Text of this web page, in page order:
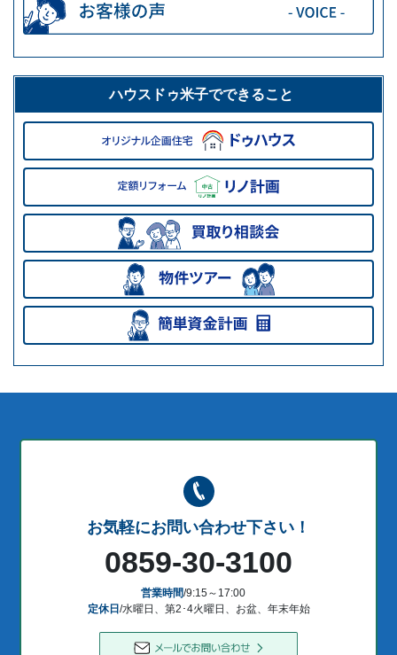
ハウスドゥ米子でできること
お気軽にお問い合わせ下さい！
0859-30-3100
営業時間/9:15～17:00
定休日 /水曜日、第2･4火曜日、お盆、年末年始